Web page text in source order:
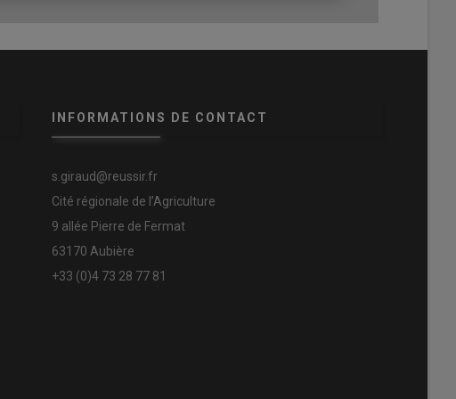
INFORMATIONS DE CONTACT
s.giraud@reussir.fr
Cité régionale de l’Agriculture
9 allée Pierre de Fermat
63170 Aubière
+33 (0)4 73 28 77 81